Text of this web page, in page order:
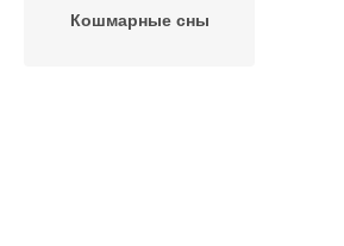
Кошмарные сны